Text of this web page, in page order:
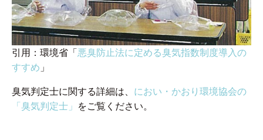
引用：環境省「 悪臭防止法に定める臭気指数制度導入の
すすめ 」
臭気判定士に関する詳細は、 におい・かおり環境協会の
「臭気判定士」
をご覧ください。